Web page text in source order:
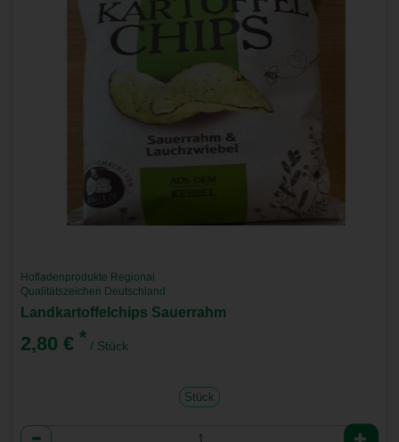
Hofladenprodukte Regional
Qualitätszeichen Deutschland
Landkartoffelchips Sauerrahm
2,80 € * / Stück
Stück
Anzahl